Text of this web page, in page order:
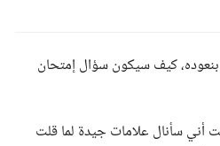
كيف سيكون سؤال إمتحان
أني سأنال علامات جيدة لما قلت